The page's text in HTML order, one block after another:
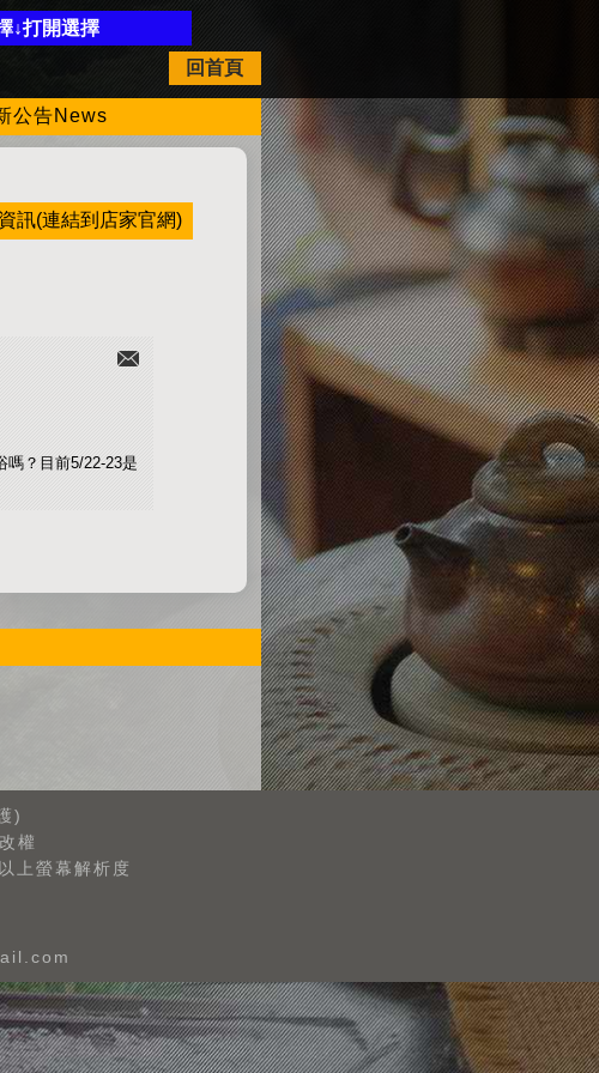
↓打開選擇
回首頁
公告News
訊(連結到店家官網)
嗎？目前5/22-23是
)
權
上螢幕解析度